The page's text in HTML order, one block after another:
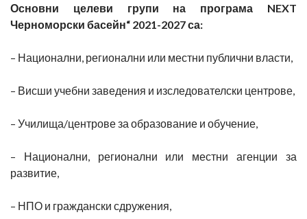
Основни целеви групи на програма NEXT
Черноморски басейн“ 2021-2027 са:
– Национални, регионални или местни публични власти,
– Висши учебни заведения и изследователски центрове,
– Училища/центрове за образование и обучение,
– Национални, регионални или местни агенции за
развитие,
– НПО и граждански сдружения,